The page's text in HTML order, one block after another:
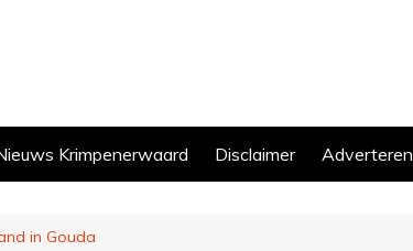
Krimpenerwaard Disclaimer Adverteren
in Gouda